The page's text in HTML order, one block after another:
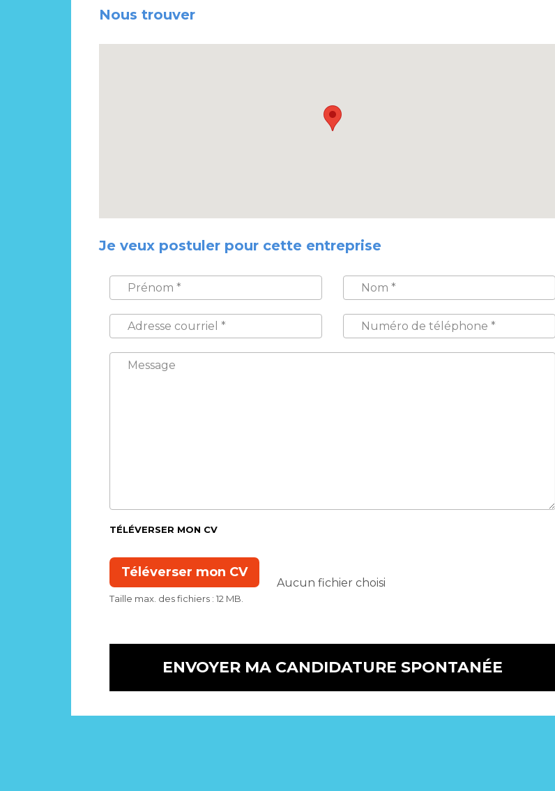
Nous trouver
Je veux postuler pour cette entreprise
PRÉNOM
NOM
ADRESSE
COURRIEL
*
NUMÉRO
TÉLÉPHONE
*
MESSAGE
TÉLÉVERSER MON CV
Taille max. des fichiers : 12 MB.